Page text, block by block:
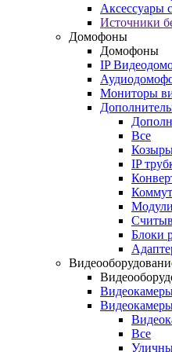
Аксессуары
Источники
Домофоны
Домофоны
IP
Мониторы
Все
IP
Блоки
Все